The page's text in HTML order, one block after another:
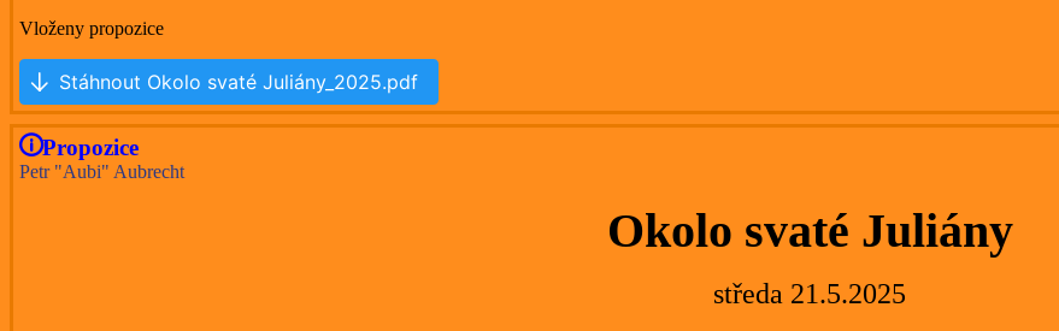
Vloženy propozice
Stáhnout Okolo svaté Juliány_2025.pdf
Propozice
Petr "Aubi" Aubrecht
Okolo svaté Juliány
středa 21.5.2025